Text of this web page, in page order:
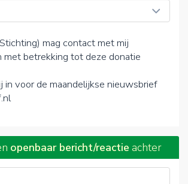
mag contact met mij
met betrekking tot deze donatie
in voor de maandelijkse nieuwsbrief
openbaar bericht/reactie achter